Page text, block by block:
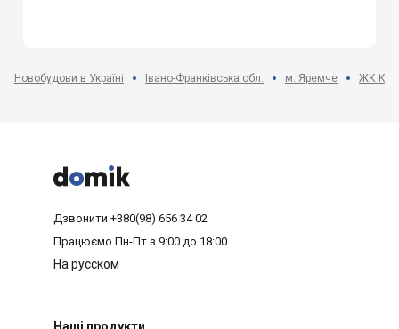
Новобудови в Україні Івано-Франківська обл. м. Яремче ЖК



Дзвонити +380(98) 656 34 02
Працюємо Пн-Пт з 9:00 до 18:00
На русском